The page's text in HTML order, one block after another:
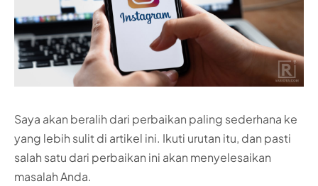
Saya akan beralih dari perbaikan paling sederhana ke
yang lebih sulit di artikel ini. Ikuti urutan itu, dan pasti
salah satu dari perbaikan ini akan menyelesaikan
masalah Anda.